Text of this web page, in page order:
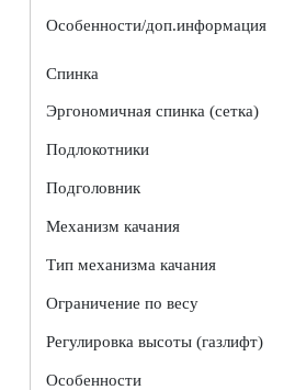
Особенности/доп.информация
Спинка
Эргономичная спинка (сетка)
Подлокотники
Подголовник
Механизм качания
Тип механизма качания
Ограничение по весу
Регулировка высоты (газлифт)
Особенности